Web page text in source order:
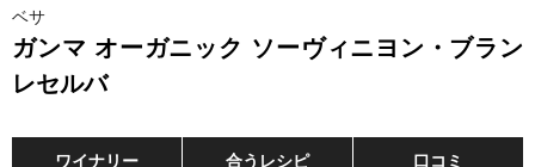
ベサ
ガンマ オーガニック ソーヴィニヨン・ブラン
レセルバ
ワイナリー 合うレシピ 口コミ